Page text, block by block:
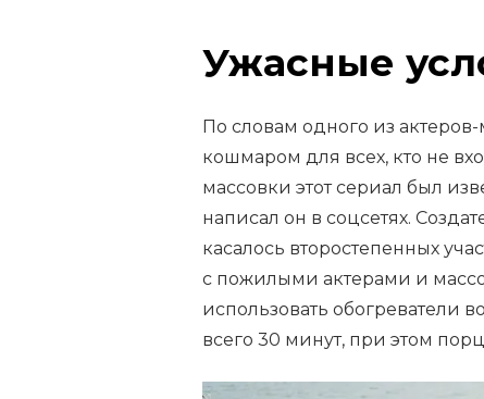
Ужасные
По словам одного из
кошмаром для всех, кто не
массовки этот сериал был
написал он в соцсетях.
касалось второстепенных
с пожилыми актерами и
использовать обогреватели
всего 30 минут, при этом